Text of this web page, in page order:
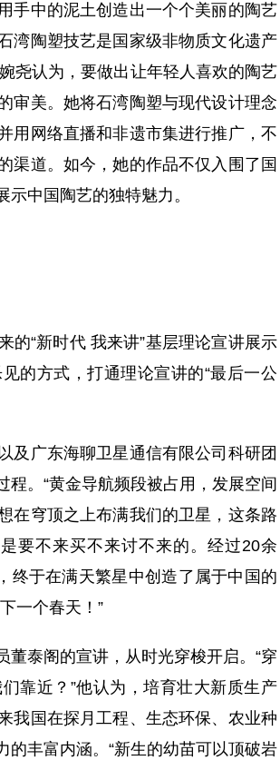
手中的泥土创造出一个个美丽的陶艺
湾陶塑技艺是国家级非物质文化遗产
尧认为，要做出让年轻人喜欢的陶艺
审美。她将石湾陶塑与现代设计理念
用网络直播和非遗市集进行推广，不
渠道。如今，她的作品不仅入围了国
中国陶艺的独特魅力。
“新时代 我来讲”基层理论宣讲展示
的方式，打通理论宣讲的“最后一公
广东海聊卫星通信有限公司科研团
。“黄金导航频段被占用，发展空间
穹顶之上布满我们的卫星，这条路
要不来买不来讨不来的。经过20余
终于在满天繁星中创造了属于中国的
一个春天！”
泰阁的宣讲，从时光穿梭开启。“穿
靠近？”他认为，培育壮大新质生产
我国在探月工程、生态环保、农业种
丰富内涵。“新生的幼苗可以顶破岩